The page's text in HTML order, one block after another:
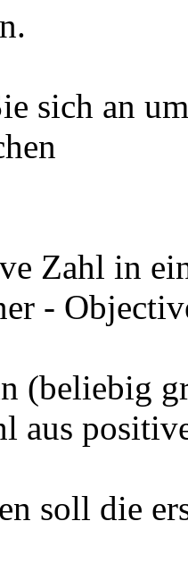
sich an
Zahl in
-
(beliebig
aus
soll die